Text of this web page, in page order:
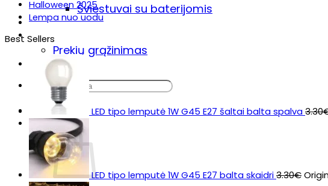
Šviestuvai su baterijomis
Sodo šviestuvas „Lumiz“
Prekių pristatymas & grąžinimas
Prekių grąžinimas
DUK
Ieškoti:
Halloween 2025
Lempa nuo uodu
Best Sellers
LED tipo lemputė 1W G45 E27 šaltai balta spalva 3.30
LED tipo lemputė 1W G45 E27 balta skaidri 3.30€